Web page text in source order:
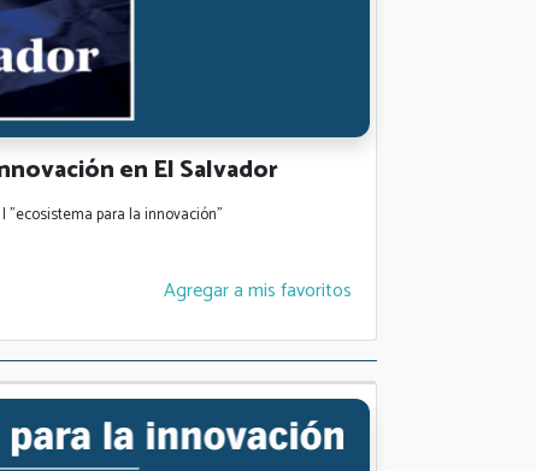
en El Salvador
| "ecosistema para la innovación"
Agregar a mis favoritos